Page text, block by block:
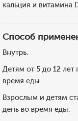
кальция и витамина
Способ
Внутрь.
Детям от 5 до 12 лет
время еды.
Взрослым и детям
день во время еды.